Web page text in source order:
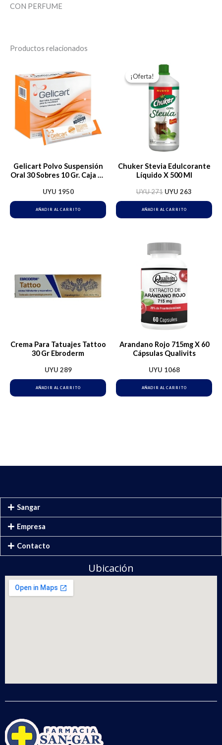
CON PERFUME
Productos relacionados
Gelicart Polvo Suspensión
Oral 30 Sobres 10 Gr. Caja 30
UYU 1950
AÑADIR AL CARRITO
¡Oferta!
¡Oferta!
Chuker Stevia Edulcorante
Líquido X 500 Ml
UYU271
El
precio
original
era:
UYU 271.
UYU 263
AÑADIR AL CARRITO
Crema Para Tatuajes Tattoo
30 Gr Ebroderm
UYU 289
AÑADIR AL CARRITO
Arandano Rojo 715mg X 60
Cápsulas Qualivits
UYU 1068
AÑADIR AL CARRITO
Sangar
Empresa
Contacto
Ubicación